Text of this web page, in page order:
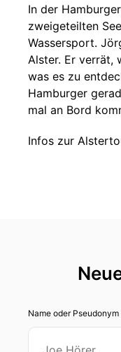
In der
zweigeteilten
Wassersport.
Alster. Er verrät,
was es zu
Hamburger
mal an Bord
Infos zur
Name oder Pseudonym